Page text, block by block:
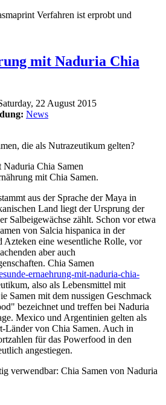
Verfahren ist erprobt und
mit Naduria Chia
22 August 2015
News
die als Nutrazeutikum gelten?
mit Chia Samen.
aus der Sprache der Maya in
Land liegt der Ursprung der
Salbeigewächse zählt. Schon vor etwa
von Salcia hispanica in der
Azteken eine wesentliche Rolle, vor
aber auch
Chia Samen
ernaehrung-mit-naduria-chia-
also als Lebensmittel mit
Samen mit dem nussigen Geschmack
bezeichnet und treffen bei Naduria
Mexico und Argentinien gelten als
Länder von Chia Samen. Auch in
für das Powerfood in den
angestiegen.
verwendbar: Chia Samen von Naduria